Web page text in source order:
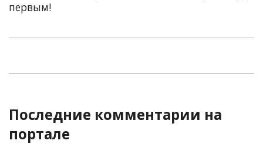
первым!
Последние комментарии на
портале